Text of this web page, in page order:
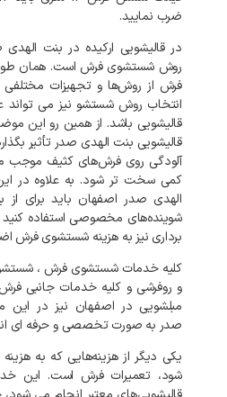
ضرب نمایید.
در قالیشویی ارکیده در بنت
روش شستشوی فرش است. همان طور
فرش از روش‌ها و تجهیزات مختلفی
انتخاب روش شستشو نیز می
قالیشویی باشد. از همین رو این
قالیشویی بنت الهدی صدر تأثیر
آلودگی روی فرش‌های کثیف
کمی سخت تر شود. به علاوه در
الهدی صدر اصفهان باید برای
شوینده‌های مخصوصی استفاده کنید
برداری نیز به هزینه شستشوی فرش
کلیه خدمات شستشوی فرش ،
و روفرشی و کلیه خدمات جانبی
مبلشویی در اصفهان نیز در این
صدر به صورت تخصصی و حرفه ای
یکی دیگر از هزینه‌هایی که به
شود، تعمیرات فرش است. این